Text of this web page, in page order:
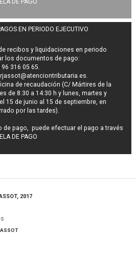
DE PAGO
EN PERIODO EJECUTIVO
recibos y liquidaciones en periodo
los documentos de pago:
316 05 65.
.
de recaudación (C/ Mártires de la
de 8:30 a 14:30 h y lunes, martes y
15 de junio al 15 de septiembre, en
por las tardes).
de pago, puede efectuar el pago a través
DE PAGO
2017